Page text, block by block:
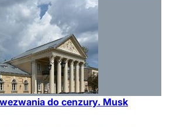
do cenzury. Musk